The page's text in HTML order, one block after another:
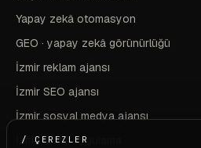
Yapay zekâ otomasyon
GEO · yapay zekâ görünürlüğü
İzmir reklam ajansı
İzmir SEO ajansı
İzmir sosyal medya ajansı
İzmir mobil uygulama
/ ÇEREZLER